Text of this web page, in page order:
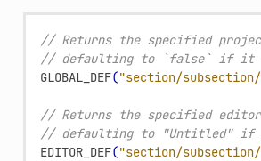
// Returns the specified
// defaulting to `false` if it
GLOBAL_DEF("section/
// Returns the specified
// defaulting to "Untitled" if
EDITOR_DEF("section/